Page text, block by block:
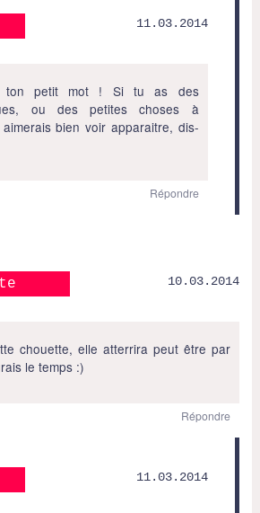
11.03.2014
ton petit mot ! Si tu as des
ou des petites choses à
bien voir apparaitre, dis-
Répondre
10.03.2014
chouette, elle atterrira peut être par
le temps :)
Répondre
11.03.2014